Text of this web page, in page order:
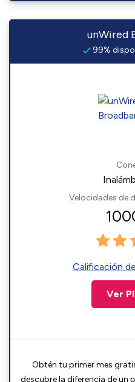
unWired
99%
Velocidades de
Calificación
Ver
Obtén tu primer mes
descubre la diferencia de un